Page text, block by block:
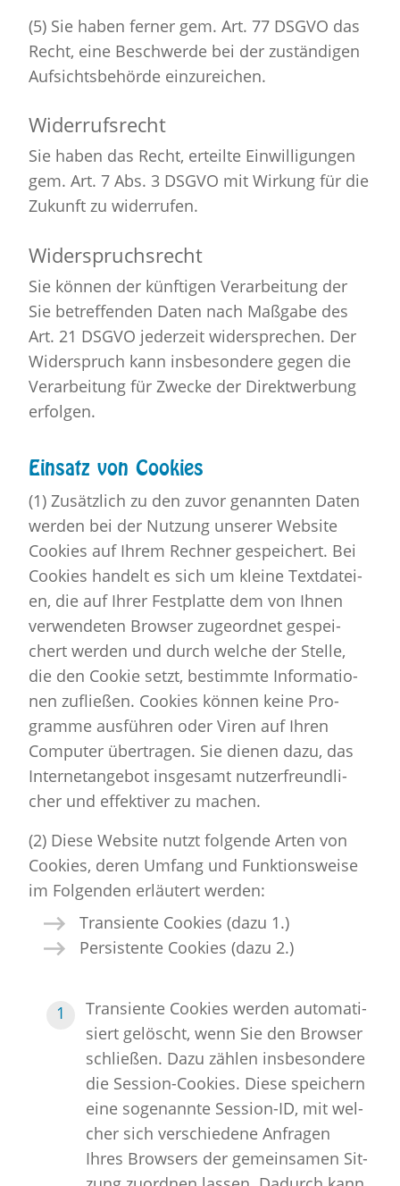
(5) Sie haben fer­ner gem. Art. 77 DSGVO das
Recht, eine Be­schwer­de bei der zu­stän­di­gen
Auf­sichts­be­hör­de ein­zu­rei­chen.
Wi­der­rufs­recht
Sie haben das Recht, er­teil­te Ein­wil­li­gun­gen
gem. Art. 7 Abs. 3 DSGVO mit Wir­kung für die
Zu­kunft zu wi­der­ru­fen.
Wi­der­spruchs­recht
Sie kön­nen der künf­ti­gen Ver­ar­bei­tung der
Sie be­tref­fen­den Daten nach Maß­ga­be des
Art. 21 DSGVO je­der­zeit wi­der­spre­chen. Der
Wi­der­spruch kann ins­be­son­de­re gegen die
Ver­ar­bei­tung für Zwe­cke der Di­rekt­wer­bung
er­fol­gen.
Ein­satz von Coo­kies
(1) Zu­sätz­lich zu den zuvor ge­nann­ten Daten
wer­den bei der Nut­zung un­se­rer Web­site
Coo­kies auf Ihrem Rech­ner ge­spei­chert. Bei
Coo­kies han­delt es sich um klei­ne Text­da­tei­
en, die auf Ihrer Fest­plat­te dem von Ihnen
ver­wen­de­ten Brow­ser zu­ge­ord­net ge­spei­
chert wer­den und durch wel­che der Stel­le,
die den Coo­kie setzt, be­stimm­te In­for­ma­tio­
nen zu­flie­ßen. Coo­kies kön­nen keine Pro­
gram­me aus­füh­ren oder Viren auf Ihren
Com­pu­ter über­tra­gen. Sie die­nen dazu, das
In­ter­net­an­ge­bot ins­ge­samt nut­zer­freund­li­
cher und ef­fek­ti­ver zu ma­chen.
(2) Diese Web­site nutzt fol­gen­de Arten von
Coo­kies, deren Um­fang und Funk­ti­ons­wei­se
im Fol­gen­den er­läu­tert wer­den:
Tran­si­en­te Coo­kies (dazu 1.)
Per­sis­ten­te Coo­kies (dazu 2.)
Tran­si­en­te Coo­kies wer­den au­to­ma­ti­
siert ge­löscht, wenn Sie den Brow­ser
schlie­ßen. Dazu zäh­len ins­be­son­de­re
die Ses­si­on-Coo­kies. Diese spei­chern
eine so­ge­nann­te Ses­si­on-ID, mit wel­
cher sich ver­schie­de­ne An­fra­gen
Ihres Brow­sers der ge­mein­sa­men Sit­